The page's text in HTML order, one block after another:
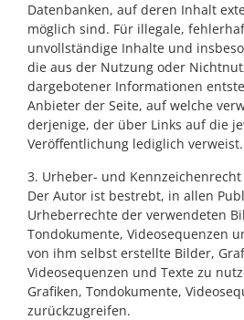
Datenbanken, auf deren Inhalt
möglich sind. Für illegale,
unvollständige Inhalte und
die aus der Nutzung oder
dargebotener Informationen
Anbieter der Seite, auf welche
derjenige, der über Links auf die
Veröffentlichung lediglich verweist.
3. Urheber- und Kennzeichenrecht
Der Autor ist bestrebt, in allen
Urheberrechte der verwendeten
Tondokumente, Videosequenzen
von ihm selbst erstellte Bilder,
Videosequenzen und Texte zu
Grafiken, Tondokumente,
zurückzugreifen.